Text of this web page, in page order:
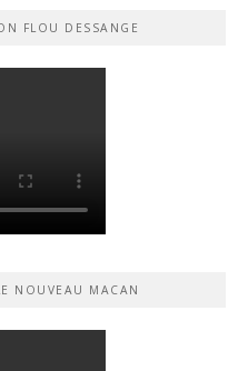
FLOU DESSANGE
NOUVEAU MACAN